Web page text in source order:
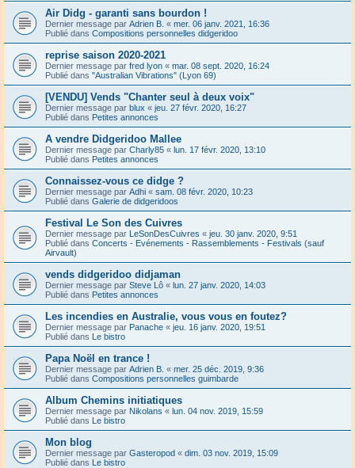
Air Didg - garanti sans bourdon !
Dernier message par Adrien B. « mer. 06 janv. 2021, 16:36
Publié dans Compositions personnelles didgeridoo
reprise saison 2020-2021
Dernier message par fred lyon « mar. 08 sept. 2020, 16:24
Publié dans "Australian Vibrations" (Lyon 69)
[VENDU] Vends "Chanter seul à deux voix"
Dernier message par blux « jeu. 27 févr. 2020, 16:27
Publié dans Petites annonces
A vendre Didgeridoo Mallee
Dernier message par Charly85 « lun. 17 févr. 2020, 13:10
Publié dans Petites annonces
Connaissez-vous ce didge ?
Dernier message par Adhi « sam. 08 févr. 2020, 10:23
Publié dans Galerie de didgeridoos
Festival Le Son des Cuivres
Dernier message par LeSonDesCuivres « jeu. 30 janv. 2020, 9:51
Publié dans Concerts - Evénements - Rassemblements - Festivals (sauf
Airvault)
vends didgeridoo didjaman
Dernier message par Steve Lô « lun. 27 janv. 2020, 14:03
Publié dans Petites annonces
Les incendies en Australie, vous vous en foutez?
Dernier message par Panache « jeu. 16 janv. 2020, 19:51
Publié dans Le bistro
Papa Noël en trance !
Dernier message par Adrien B. « mer. 25 déc. 2019, 9:36
Publié dans Compositions personnelles guimbarde
Album Chemins initiatiques
Dernier message par Nikolans « lun. 04 nov. 2019, 15:59
Publié dans Le bistro
Mon blog
Dernier message par Gasteropod « dim. 03 nov. 2019, 15:09
Publié dans Le bistro